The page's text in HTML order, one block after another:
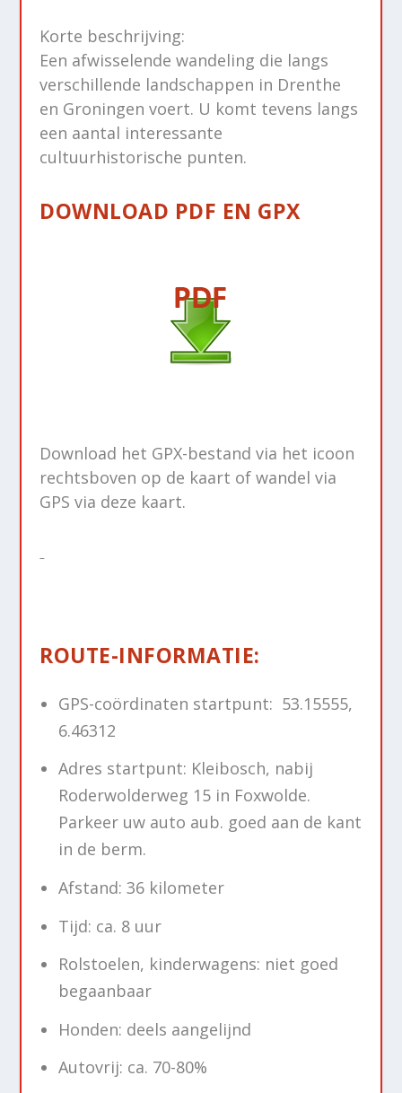
Korte beschrijving:
Een afwisselende wandeling die langs
verschillende landschappen in Drenthe
en Groningen voert. U komt tevens langs
een aantal interessante
cultuurhistorische punten.
DOWNLOAD PDF EN GPX
Download het GPX-bestand via het icoon
rechtsboven op de kaart of wandel via
GPS via deze kaart.
ROUTE-INFORMATIE:
GPS-coördinaten startpunt: 53.15555,
6.46312
Adres startpunt: Kleibosch, nabij
Roderwolderweg 15 in Foxwolde.
Parkeer uw auto aub. goed aan de kant
in de berm.
Afstand: 36 kilometer
Tijd: ca. 8 uur
Rolstoelen, kinderwagens: niet goed
begaanbaar
Honden: deels aangelijnd
Autovrij: ca. 70-80%